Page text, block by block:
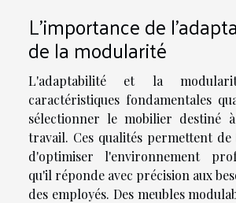
L'importance de
de la modularité
L'adaptabilité et la
caractéristiques fondamentales
sélectionner le mobilier destiné
travail. Ces qualités permettent
d'optimiser l'environnement
qu'il réponde avec précision aux
des employés. Des meubles